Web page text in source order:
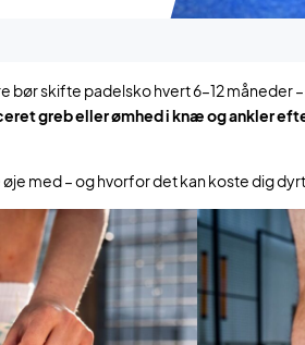
bør skifte padelsko hvert 6–12
greb eller ømhed i knæ og ankler
øje med – og hvorfor det kan koste dig